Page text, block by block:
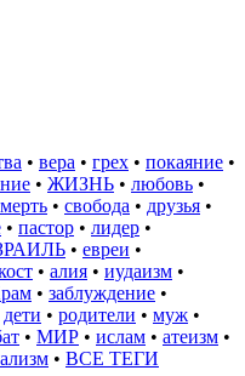
• вера • грех • покаяние •
• ЖИЗНЬ • любовь •
• свобода • друзья •
• пастор • лидер •
• евреи •
• алия • иудаизм •
• заблуждение •
дети • родители • муж •
• МИР • ислам • атеизм •
• ВСЕ ТЕГИ